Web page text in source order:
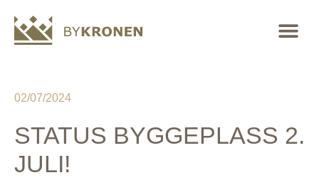
02/07/2024
STATUS BYGGEPLASS 2.
JULI!